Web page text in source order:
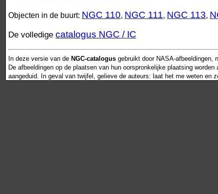
Objecten in de buurt: NGC 110, NGC 111, NGC 113,
De volledige catalogus NGC / IC
In deze versie van de NGC-catalogus gebruikt door NASA-afbeeldingen,
De afbeeldingen op de plaatsen van hun oorspronkelijke plaatsing
aangeduid. In geval van twijfel, gelieve de auteurs: laat het me weten en